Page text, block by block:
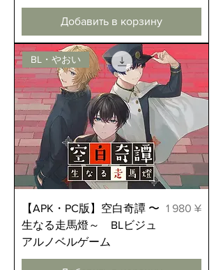
Добавить в корзину
BL・やおい
【APK・PC版】空白奇譚 〜
生なる走馬燈～ BLビジュ
アルノベルゲーム
Цена
1 980 ¥